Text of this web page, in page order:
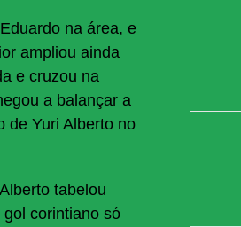
na área, e
ampliou ainda
e cruzou na
a balançar a
de Yuri Alberto no
tabelou
corintiano só